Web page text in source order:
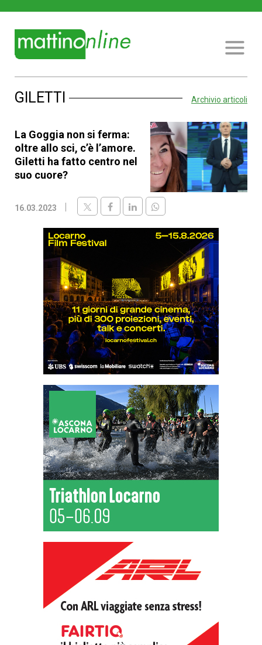
GILETTI Archivio articoli
La Goggia non si ferma:
oltre allo sci, c’è l’amore.
Giletti ha fatto centro nel
suo cuore?
16.03.2023